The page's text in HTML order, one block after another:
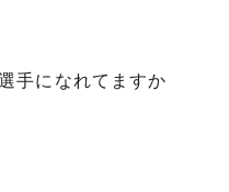
手になれてますか